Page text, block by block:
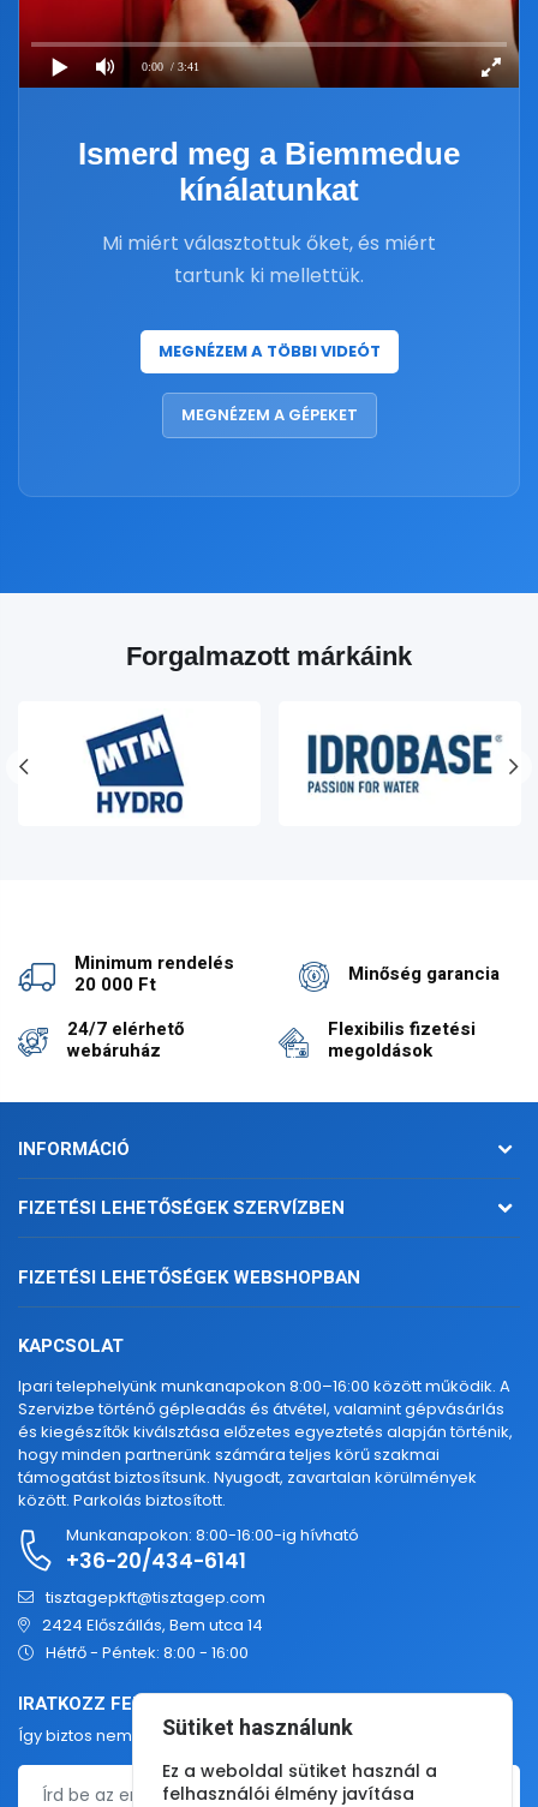
0:00 / 3:41
Ismerd meg a Biemmedue
kínálatunkat
Mi miért választottuk őket, és miért
tartunk ki mellettük.
MEGNÉZEM A TÖBBI VIDEÓT
MEGNÉZEM A GÉPEKET
Forgalmazott márkáink
Minimum rendelés
20 000 Ft
Minőség garancia
24/7 elérhető
webáruház
Flexibilis fizetési
megoldások
INFORMÁCIÓ
FIZETÉSI LEHETŐSÉGEK SZERVÍZBEN
FIZETÉSI LEHETŐSÉGEK WEBSHOPBAN
KAPCSOLAT
Ipari telephelyünk munkanapokon 8:00–16:00 között működik. A
Szervizbe történő gépleadás és átvétel, valamint gépvásárlás
és kiegészítők kiválsztása előzetes egyeztetés alapján történik,
hogy minden partnerünk számára teljes körű szakmai
támogatást biztosítsunk. Nyugodt, zavartalan körülmények
között. Parkolás biztosított.
Munkanapokon: 8:00-16:00-ig hívható
+36-20/434-6141
tisztagepkft@tisztagep.com
2424 Előszállás, Bem utca 14
Hétfő - Péntek: 8:00 - 16:00
IRATKOZZ FEL HETI HÍRLEVELÜNKRE
Így biztos nem maradsz le legújabb termékeinkről, akcióinkról!
Sütiket használunk
Ez a weboldal sütiket használ a
felhasználói élmény javítása